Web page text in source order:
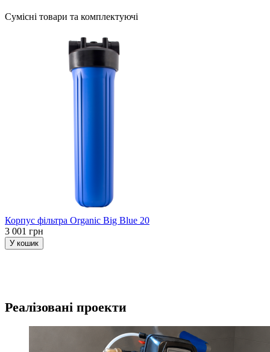
Сумісні товари та комплектуючі
Корпус фільтра Organic Big Blue 20
3 001 грн
У кошик
Реалізовані проекти